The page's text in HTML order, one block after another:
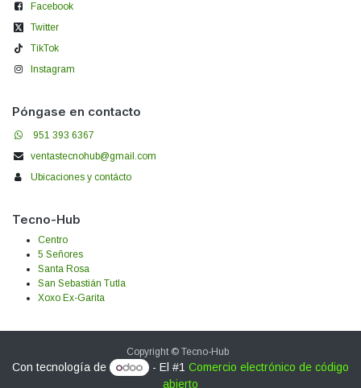
Facebook
Twitter
TikTok
Instagram
Póngase en contacto
951 393 6367
ventastecnohub@gmail.com
Ubicaciones y contácto
Tecno-Hub
Centro
5 Señores
Santa Rosa
San Sebastián Tutla
Xoxo Ex-Garita
Copyright © Tecno-Hub
Con tecnología de - El #1 Comercio electrónico de código
abierto